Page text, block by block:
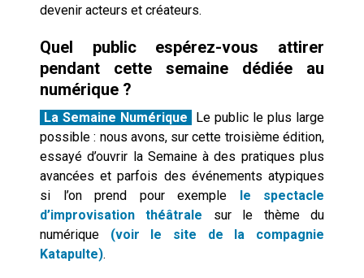
devenir acteurs et créateurs.
Quel public espérez­-vous attirer
pendant cette semaine dédiée au
numérique ?
La Semaine Numérique
Le public le plus large
possible : nous avons, sur cette troisième édition,
essayé d’ouvrir la Semaine à des pratiques plus
avancées et parfois des événements atypiques
si l’on prend pour exemple
le spectacle
d’improvisation théâtrale sur le thème du
numérique (voir le site de la compagnie
Katapulte).